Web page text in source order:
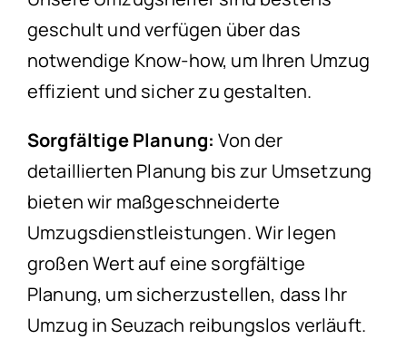
geschult und verfügen über das
notwendige Know-how, um Ihren Umzug
effizient und sicher zu gestalten.
Sorgfältige Planung: Von der
detaillierten Planung bis zur Umsetzung
bieten wir maßgeschneiderte
Umzugsdienstleistungen. Wir legen
großen Wert auf eine sorgfältige
Planung, um sicherzustellen, dass Ihr
Umzug in Seuzach reibungslos verläuft.